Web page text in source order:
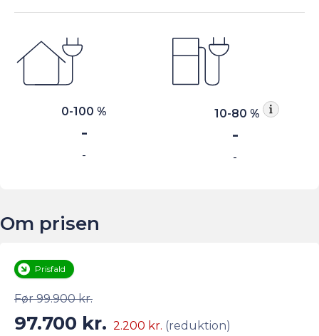
0-100 %
-
-
10-80 %
-
-
Om prisen
Prisfald
Før 99.900 kr.
97.700 kr. 2.200 kr. (reduktion)